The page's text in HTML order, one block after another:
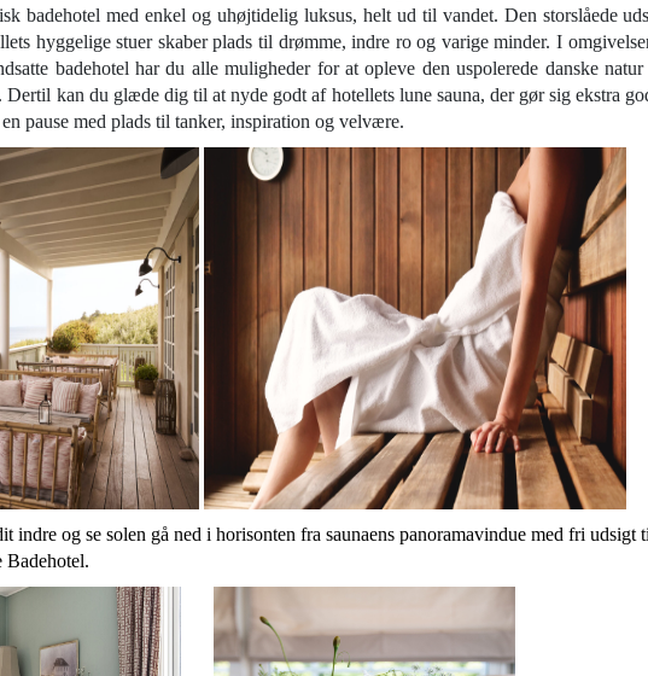
badehotel med enkel og uhøjtidelig luksus, helt ud til vandet. Den storslåede
hyggelige stuer skaber plads til drømme, indre ro og varige minder. I
badehotel har du alle muligheder for at opleve den uspolerede danske
Dertil kan du glæde dig til at nyde godt af hotellets lune sauna, der gør sig ekstra
pause med plads til tanker, inspiration og velvære.
indre og se solen gå ned i horisonten fra saunaens panoramavindue med fri udsigt